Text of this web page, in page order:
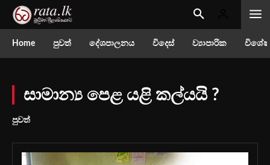
Home පුවත් දේශපාලනය විදෙස් ව්‍යාපාරික
සාමාන්‍ය පෙළ යළි කල්යයි ?
පුවත්